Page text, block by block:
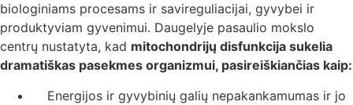
biologiniams procesams ir savireguliacijai, gyvybei ir
produktyviam gyvenimui. Daugelyje pasaulio mokslo
centrų nustatyta, kad mitochondrijų disfunkcija sukelia
dramatiškas pasekmes organizmui, pasireiškiančias kaip:
Energijos ir gyvybinių galių nepakankamumas ir jo